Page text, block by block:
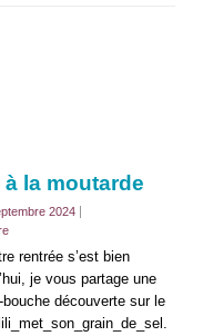
la moutarde
2024
rentrée s’est bien
je vous partage une
bouche découverte sur le